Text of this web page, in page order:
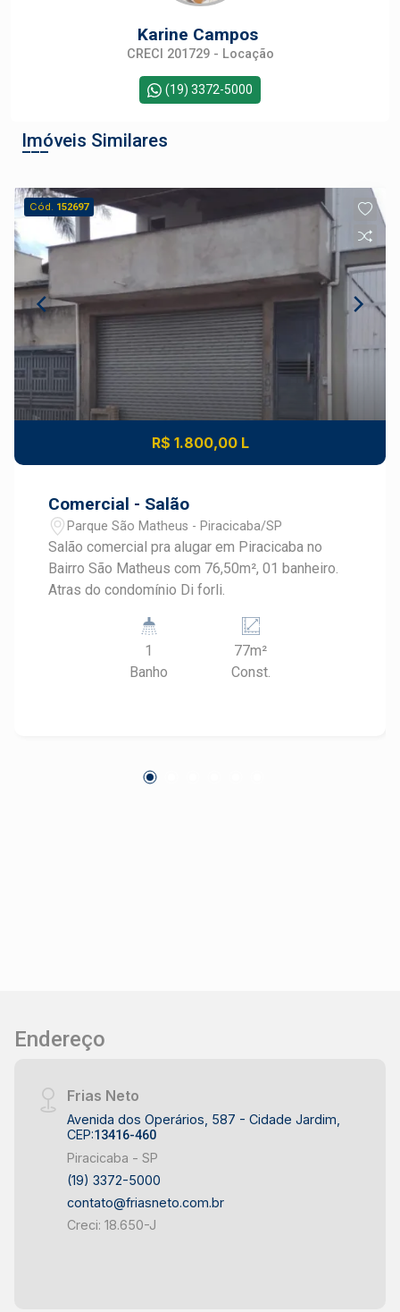
Karine Campos
CRECI 201729 - Locação
(19) 3372-5000
Imóveis Similares
Cód. 152697
R$ 1.800,00 L
Comercial - Salão
Parque São Matheus - Piracicaba/SP
Salão comercial pra alugar em Piracicaba no
Bairro São Matheus com 76,50m², 01 banheiro.
Atras do condomínio Di forli.
1
Banho
77m²
Const.
Endereço
Frias Neto
Avenida dos Operários, 587 - Cidade Jardim,
CEP:13416-460
Piracicaba - SP
(19) 3372-5000
contato@friasneto.com.br
Creci: 18.650-J